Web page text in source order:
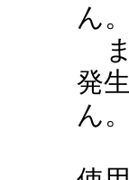
ん。
ま
発
ん。